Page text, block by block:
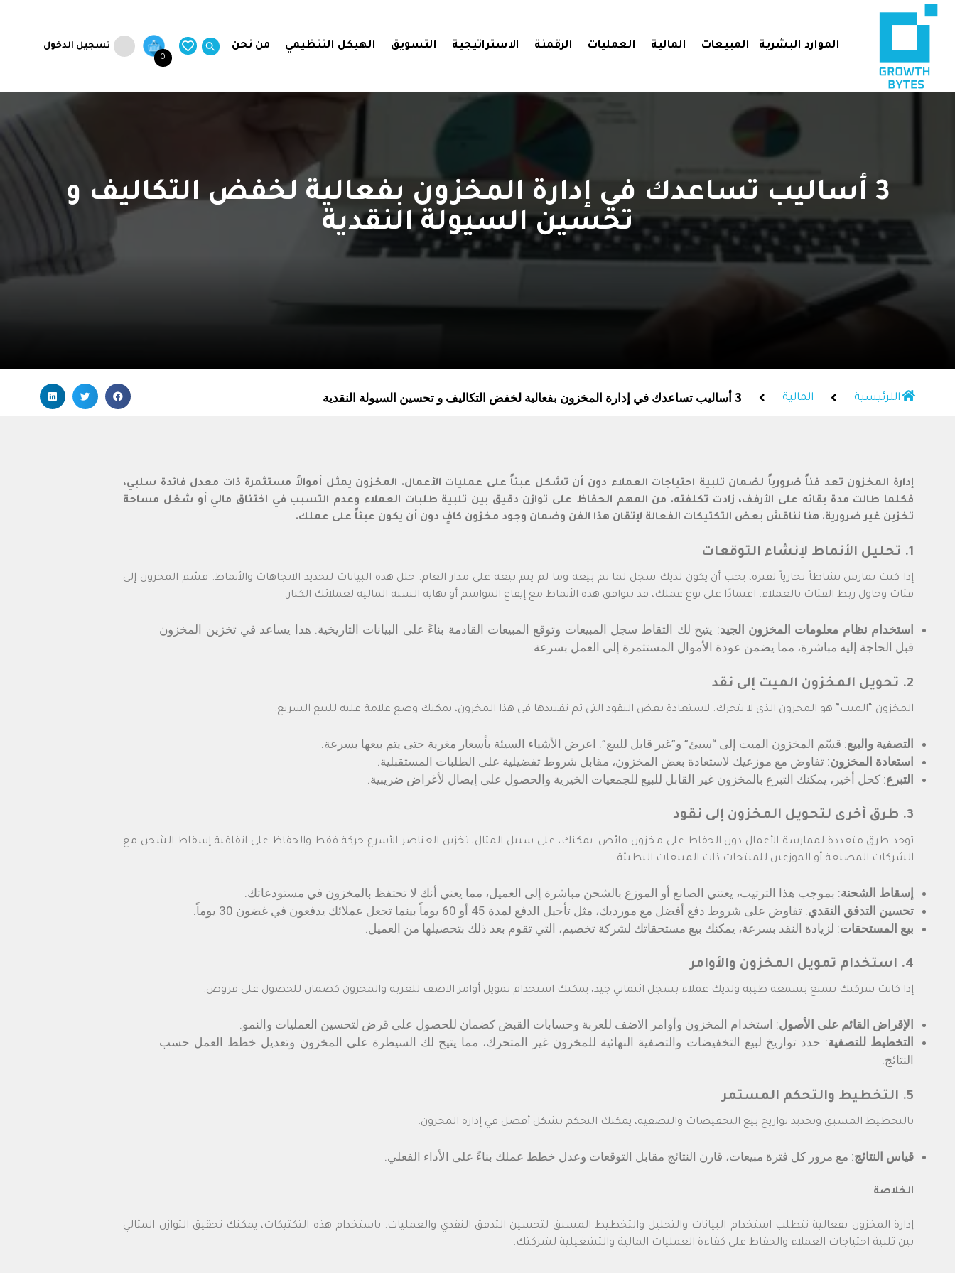
الموارد البشرية المبيعات المالية العمليات الرقمنة الاستراتيجية التسويق الهيكل التنظيمي من نحن
0
تسجيل الدخول
3 أساليب تساعدك في إدارة المخزون بفعالية لخفض التكاليف و
تحسين السيولة النقدية
اللرئيسية المالية 3 أساليب تساعدك في إدارة المخزون بفعالية لخفض التكاليف و تحسين السيولة النقدية
إدارة المخزون تعد فناً ضرورياً لضمان تلبية احتياجات العملاء دون أن تشكل عبئاً على عمليات الأعمال. المخزون يمثل أموالاً مستثمرة ذات معدل فائدة سلبي،
فكلما طالت مدة بقائه على الأرفف، زادت تكلفته. من المهم الحفاظ على توازن دقيق بين تلبية طلبات العملاء وعدم التسبب في اختناق مالي أو شغل مساحة
تخزين غير ضرورية. هنا نناقش بعض التكتيكات الفعالة لإتقان هذا الفن وضمان وجود مخزون كافٍ دون أن يكون عبئاً على عملك.
1. تحليل الأنماط لإنشاء التوقعات
إذا كنت تمارس نشاطاً تجارياً لفترة، يجب أن يكون لديك سجل لما تم بيعه وما لم يتم بيعه على مدار العام. حلل هذه البيانات لتحديد الاتجاهات والأنماط. قسّم المخزون إلى
فئات وحاول ربط الفئات بالعملاء. اعتمادًا على نوع عملك، قد تتوافق هذه الأنماط مع إيقاع المواسم أو نهاية السنة المالية لعملائك الكبار.
استخدام نظام معلومات المخزون الجيد: يتيح لك التقاط سجل المبيعات وتوقع المبيعات القادمة بناءً على البيانات التاريخية. هذا يساعد في تخزين المخزون
قبل الحاجة إليه مباشرة، مما يضمن عودة الأموال المستثمرة إلى العمل بسرعة.
2. تحويل المخزون الميت إلى نقد
المخزون “الميت” هو المخزون الذي لا يتحرك. لاستعادة بعض النقود التي تم تقييدها في هذا المخزون، يمكنك وضع علامة عليه للبيع السريع.
التصفية والبيع: قسّم المخزون الميت إلى “سيئ” و”غير قابل للبيع”. اعرض الأشياء السيئة بأسعار مغرية حتى يتم بيعها بسرعة.
استعادة المخزون: تفاوض مع موزعيك لاستعادة بعض المخزون، مقابل شروط تفضيلية على الطلبات المستقبلية.
التبرع: كحل أخير، يمكنك التبرع بالمخزون غير القابل للبيع للجمعيات الخيرية والحصول على إيصال لأغراض ضريبية.
3. طرق أخرى لتحويل المخزون إلى نقود
توجد طرق متعددة لممارسة الأعمال دون الحفاظ على مخزون فائض. يمكنك، على سبيل المثال، تخزين العناصر الأسرع حركة فقط والحفاظ على اتفاقية إسقاط الشحن مع
الشركات المصنعة أو الموزعين للمنتجات ذات المبيعات البطيئة.
إسقاط الشحنة: بموجب هذا الترتيب، يعتني الصانع أو الموزع بالشحن مباشرة إلى العميل، مما يعني أنك لا تحتفظ بالمخزون في مستودعاتك.
تحسين التدفق النقدي: تفاوض على شروط دفع أفضل مع مورديك، مثل تأجيل الدفع لمدة 45 أو 60 يوماً بينما تجعل عملائك يدفعون في غضون 30 يوماً.
بيع المستحقات: لزيادة النقد بسرعة، يمكنك بيع مستحقاتك لشركة تخصيم، التي تقوم بعد ذلك بتحصيلها من العميل.
4. استخدام تمويل المخزون والأوامر
إذا كانت شركتك تتمتع بسمعة طيبة ولديك عملاء بسجل ائتماني جيد، يمكنك استخدام تمويل أوامر الاضف للعربة والمخزون كضمان للحصول على قروض.
الإقراض القائم على الأصول: استخدام المخزون وأوامر الاضف للعربة وحسابات القبض كضمان للحصول على قرض لتحسين العمليات والنمو.
التخطيط للتصفية: حدد تواريخ لبيع التخفيضات والتصفية النهائية للمخزون غير المتحرك، مما يتيح لك السيطرة على المخزون وتعديل خطط العمل حسب
النتائج.
5. التخطيط والتحكم المستمر
بالتخطيط المسبق وتحديد تواريخ بيع التخفيضات والتصفية، يمكنك التحكم بشكل أفضل في إدارة المخزون.
قياس النتائج: مع مرور كل فترة مبيعات، قارن النتائج مقابل التوقعات وعدل خطط عملك بناءً على الأداء الفعلي.
الخلاصة
إدارة المخزون بفعالية تتطلب استخدام البيانات والتحليل والتخطيط المسبق لتحسين التدفق النقدي والعمليات. باستخدام هذه التكتيكات، يمكنك تحقيق التوازن المثالي
بين تلبية احتياجات العملاء والحفاظ على كفاءة العمليات المالية والتشغيلية لشركتك.